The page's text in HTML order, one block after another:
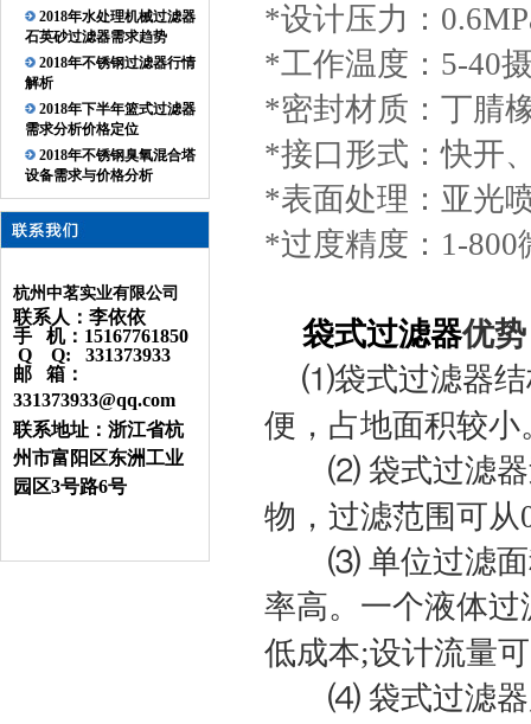
2018年水处理机械过滤器
石英砂过滤器需求趋势
2018年不锈钢过滤器行情
解析
2018年下半年篮式过滤器
需求分析价格定位
2018年不锈钢臭氧混合塔
设备需求与价格分析
杭州中茗实业有限公司
联系人：李依依
手 机：15167761850
Q Q: 331373933
邮 箱：
331373933@qq.com
联系地址：浙江省杭
州市富阳区东洲工业
园区3号路6号
*设计压力：
*工作温度：5-40
*密封材质：丁腈
*接口形式：快开
*表面处理：亚光
*过度精度：1-800
袋式过滤器优
⑴袋式过滤器
便，占地面积较小
⑵ 袋式过滤
物，过滤范围可从
⑶ 单位过滤
率高。一个液体
低成本;设计流量
⑷ 袋式过滤